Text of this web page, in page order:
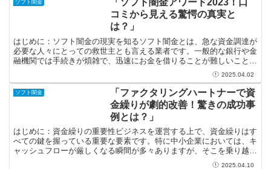
ソフト闇金
「ソフト闇金アワード2023！口
コミから見える驚愕の真実と
は？」
はじめに：ソフト闇金の現実を知るソフト闇金とは、急な資金調達が
必要な人々にとっての救世主とも言える業者です。一般的な銀行や金
融機関では手続きが煩雑で、迅速にお金を借りることが難しいことも
多いですが、ソフト闇金はその障壁を取り除く存在です。2...2025.04.02
ソフト闇金
「ファクタリングハートナーで資
金繰りが劇的改善！驚きの成功事
例とは？」
はじめに：資金繰りの重要性ビジネスを運営する上で、資金繰りはす
べての鍵を握っている重要な要素です。特に中小企業においては、キ
ャッシュフローが厳しくなる瞬間が多々ありますが、そこを乗り越え
るための策を講じることで、夢に描いたビジョンが現実のも...2025.04.10